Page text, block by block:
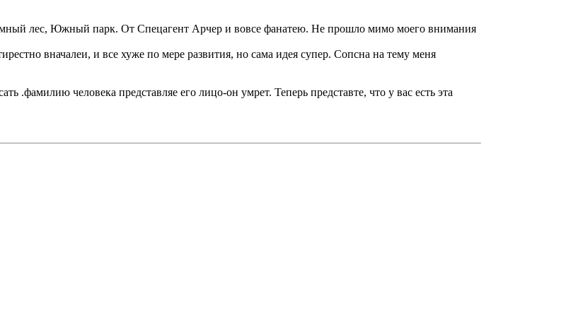
лес, Южный парк. От Спецагент Арчер и вовсе фанатею. Не прошло мимо моего внимания
вначалеи, и все хуже по мере развития, но сама идея супер. Сопсна на тему меня
.фамилию человека представляе его лицо-он умрет. Теперь представте, что у вас есть эта